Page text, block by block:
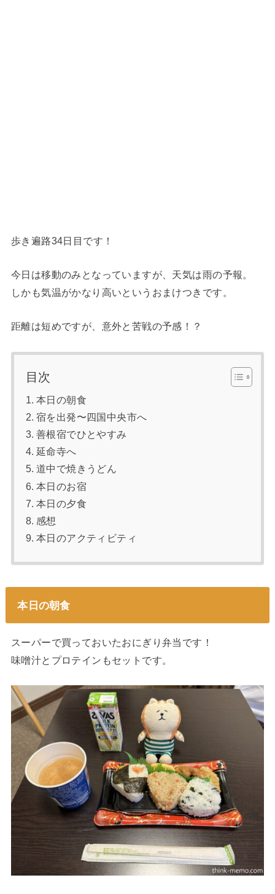
歩き遍路34日目です！
今日は移動のみとなっていますが、天気は雨の予報。
しかも気温がかなり高いというおまけつきです。
距離は短めですが、意外と苦戦の予感！？
目次
本日の朝食
宿を出発〜四国中央市へ
善根宿でひとやすみ
延命寺へ
道中で焼きうどん
本日のお宿
本日の夕食
感想
本日のアクティビティ
本日の朝食
スーパーで買っておいたおにぎり弁当です！
味噌汁とプロテインもセットです。